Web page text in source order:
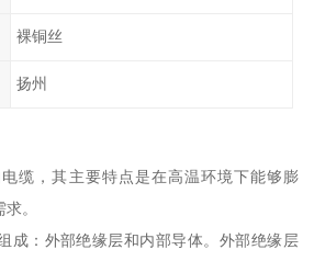
裸铜丝
扬州
缆，其主要特点是在高温环境下能够膨
。
成：外部绝缘层和内部导体。外部绝缘层